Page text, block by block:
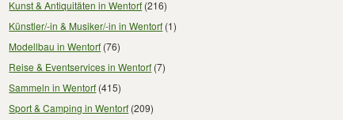
Kunst & Antiquitäten in Wentorf (216)
Künstler/-in & Musiker/-in in Wentorf (1)
Modellbau in Wentorf (76)
Reise & Eventservices in Wentorf (7)
Sammeln in Wentorf (415)
Sport & Camping in Wentorf (209)